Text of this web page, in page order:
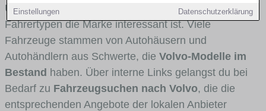
Einstellungen Datenschutzerklärung
Umlandverkehr zu sehen sind und für welche
Fahrertypen die Marke interessant ist. Viele
Fahrzeuge stammen von Autohäusern und
Autohändlern aus Schwerte, die Volvo-Modelle im
Bestand haben. Über interne Links gelangst du bei
Bedarf zu Fahrzeugsuchen nach Volvo, die die
entsprechenden Angebote der lokalen Anbieter